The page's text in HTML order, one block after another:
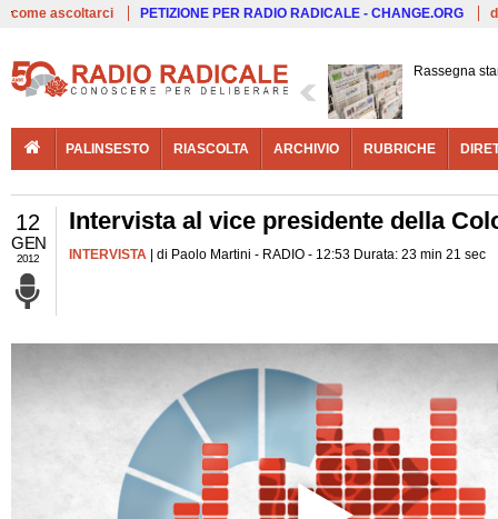
come ascoltarci PETIZIONE PER RADIO RADICALE - CHANGE.ORG
Rassegna
PALINSESTO RIASCOLTA ARCHIVIO RUBRICHE
12
GEN
2012
Intervista al vice presidente della
INTERVISTA | di Paolo Martini - RADIO - 12:53 Durata: 23 min 21 sec